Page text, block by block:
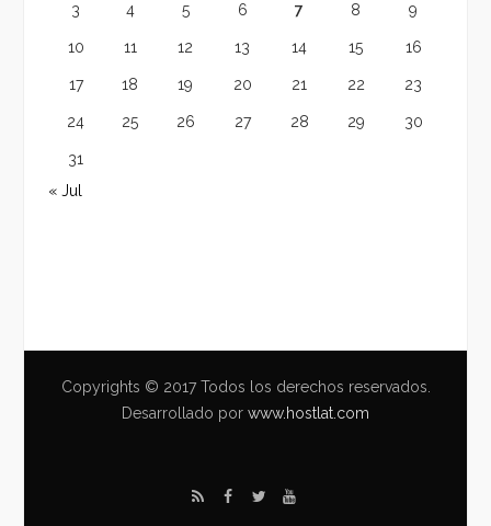
3 4 5 6 7 8 9
10 11 12 13 14 15 16
17 18 19 20 21 22 23
24 25 26 27 28 29 30
31
« Jul
Copyrights © 2017 Todos los derechos reservados.
Desarrollado por www.hostlat.com
R
F
T
Y